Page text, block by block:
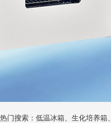
热门搜索：低温冰箱、生化培养